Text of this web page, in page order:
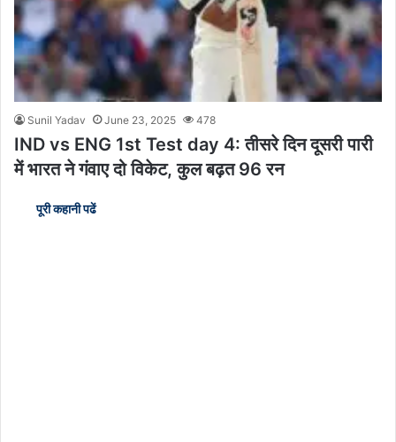
Sunil Yadav June 23, 2025 478
IND vs ENG 1st Test day 4: तीसरे दिन दूसरी पारी
में भारत ने गंवाए दो विकेट, कुल बढ़त 96 रन
पूरी कहानी पढें